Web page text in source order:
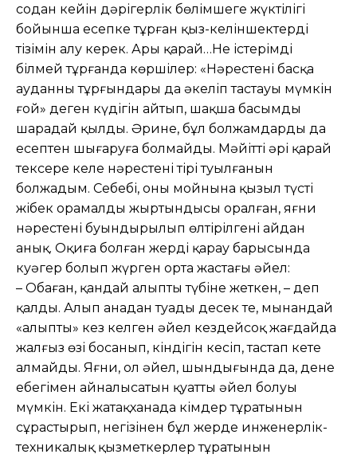
содан кейін дәрігерлік бөлімшеге жүктілігі
бойынша есепке тұрған қыз-келіншектердің
тізімін алу керек. Ары қарай…Не істерімді
білмей тұрғанда көршілер: «Нәрестені басқа
ауданның тұрғындары да әкеліп тастауы мүмкін
ғой» деген күдігін айтып, шақша басымды
шарадай қылды. Әрине, бұл болжамдарды да
есептен шығаруға болмайды. Мәйітті әрі қарай
тексере келе нәрестенің тірі туылғанын
болжадым. Себебі, оның мойнына қызыл түсті
жібек орамалдың жыртындысы оралған, яғни
нәрестенің буындырылып өлтірілгені айдан
анық. Оқиға болған жерді қарау барысында
куәгер болып жүрген орта жастағы әйел:
– Оңбаған, қандай алыптың түбіне жеткен, – деп
қалды. Алып анадан туады десек те, мынандай
«алыпты» кез келген әйел кездейсоқ жағдайда
жалғыз өзі босанып, кіндігін кесіп, тастап кете
алмайды. Яғни, ол әйел, шындығында да, дене
еңбегімен айналысатын қуатты әйел болуы
мүмкін. Екі жатақханада кімдер тұратынын
сұрастырып, негізінен бұл жерде инженерлік-
техникалық қызметкерлер тұратынын